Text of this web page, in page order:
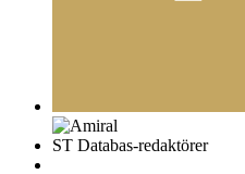
ST Databas-redaktörer